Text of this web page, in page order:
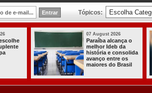
Tópicos:
07 August 2026
Homem é preso
com armas,
munições e
radiocomunicadore
03 August 2026
Itabaiana
a primeira
Comunitária
Solidária a
Comunidade